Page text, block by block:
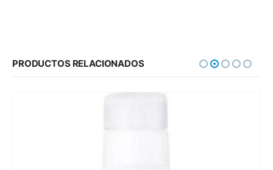
PRODUCTOS RELACIONADOS